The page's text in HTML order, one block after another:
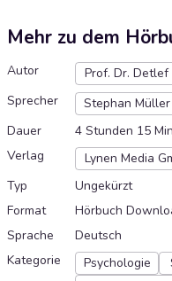
Mehr zu dem
Autor
Prof. Dr. Detlef
Sprecher
Stephan Müller
Dauer
4 Stunden 15
Verlag
Lynen Media
Typ
Ungekürzt
Format
Hörbuch
Sprache
Deutsch
Kategorie
Psychologie